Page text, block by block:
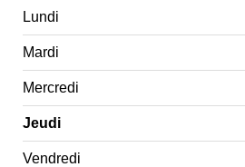
Lundi
Mardi
Mercredi
Jeudi
Vendredi